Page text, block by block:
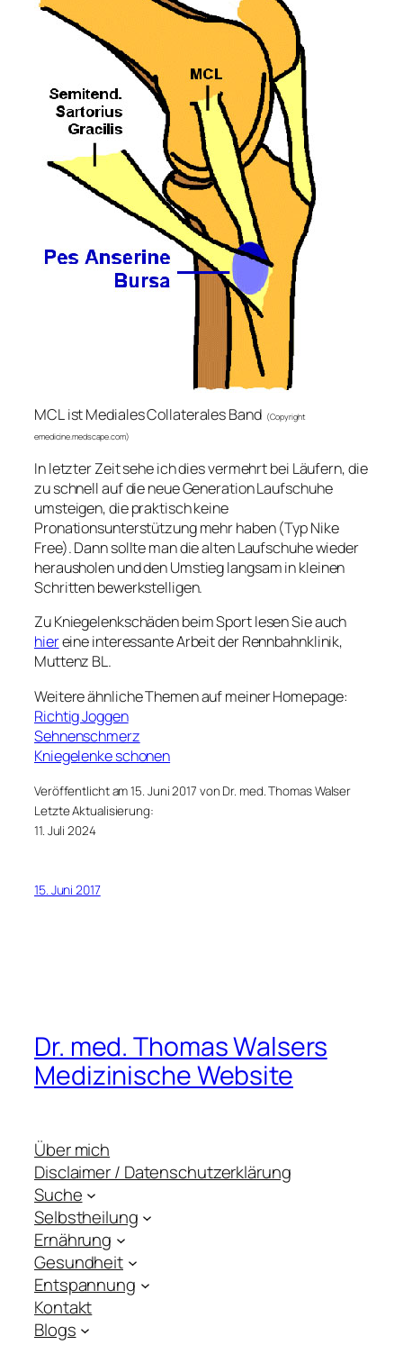
MCList Mediales Collaterales Band (Copyright
emedicine.medscape.com)
In letzter Zeit sehe ich dies vermehrt bei Läufern, die
zu schnell auf die neue Generation Laufschuhe
umsteigen, die praktisch keine
Pronationsunterstützung mehr haben (Typ Nike
Free). Dann sollte man die alten Laufschuhe wieder
herausholen und den Umstieg langsam in kleinen
Schritten bewerkstelligen.
Zu Kniegelenkschäden beim Sport lesen Sie auch
hiereine interessante Arbeit der Rennbahnklinik,
Muttenz BL.
Weitere ähnliche Themen auf meiner Homepage:
Richtig Joggen
Sehnenschmerz
Kniegelenke schonen
Veröffentlicht am 15. Juni 2017 von Dr. med. Thomas Walser
Letzte Aktualisierung:
11. Juli 2024
15. Juni 2017
Dr. med. Thomas Walsers
Medizinische Website
Über mich
Disclaimer / Datenschutzerklärung
Suche
Selbstheilung
Ernährung
Gesundheit
Entspannung
Kontakt
Blogs